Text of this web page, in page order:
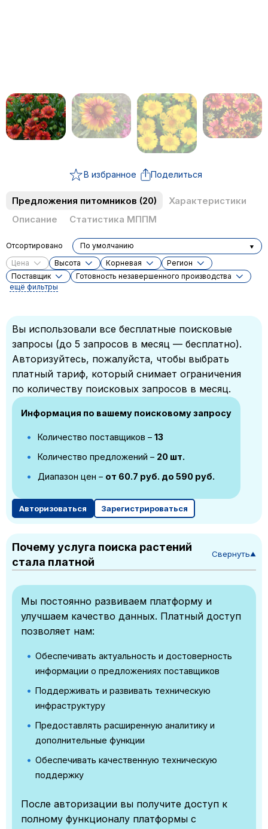
В избранное Поделиться
Предложения питомников (20)
Характеристики
Описание
Статистика МППМ
Цена Высота Корневая
Регион
Поставщик
Готовность незавершенного производства
ещё фильтры
Отсортировано По умолчанию
Вы использовали все бесплатные поисковые
запросы (до 5 запросов в месяц — бесплатно).
Авторизуйтесь, пожалуйста, чтобы выбрать
платный тариф, который снимает ограничения
по количеству поисковых запросов в месяц.
Информация по вашему поисковому запросу
Количество поставщиков – 13
Количество предложений – 20 шт.
Диапазон цен – от 60.7 руб. до 590 руб.
Авторизоваться Зарегистрироваться
Почему услуга поиска растений
стала платной
Свернуть▼
Мы постоянно развиваем платформу и
улучшаем качество данных. Платный доступ
позволяет нам:
Обеспечивать актуальность и достоверность
информации о предложениях поставщиков
Поддерживать и развивать техническую
инфраструктуру
Предоставлять расширенную аналитику и
дополнительные функции
Обеспечивать качественную техническую
поддержку
После авторизации вы получите доступ к
полному функционалу платформы с